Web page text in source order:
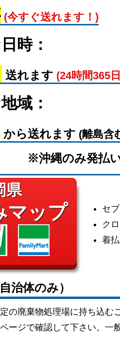
(今すぐ送れます！)
時：
送れます (24時間365
域：
から送れます (離島含
※沖縄のみ発払
セ
ク
着
県
マップ
治体のみ）
の廃棄物処理場に持ち込
ージで確認して下さい。一